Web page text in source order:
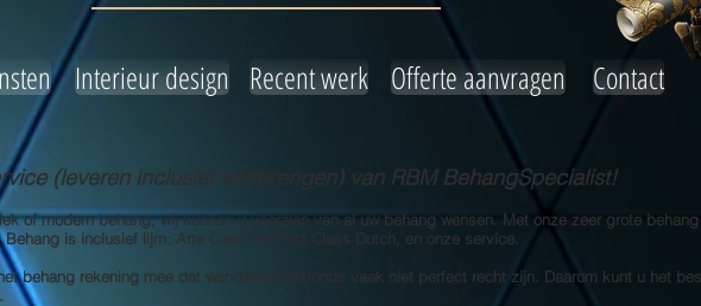
Interieur design Recent werk Offerte aanvragen Contact
(leveren inclusief aanbrengen) van RBM BehangSpecialist!
of modern behang, wij kunnen u voorzien van al uw behang wensen. Met onze zeer grote
is inclusief lijm: Arte Clear Pro/First Class Dutch, en onze service.
behang rekening mee dat wanden en plafonds vaak niet perfect recht zijn. Daarom kunt u het